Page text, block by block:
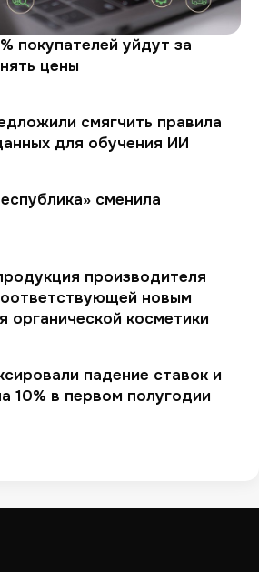
покупателей уйдут за
цены
смягчить правила
для обучения ИИ
сменила
производителя
новым
органической косметики
падение ставок и
10% в первом полугодии